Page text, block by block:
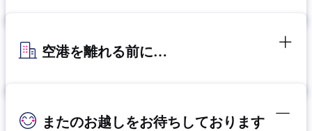
空港を離れる前に…
またのお越しをお待ちしております